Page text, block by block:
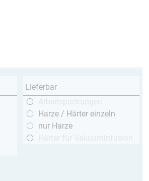
Lieferbar
Harze / Härter einzeln
nur Harze